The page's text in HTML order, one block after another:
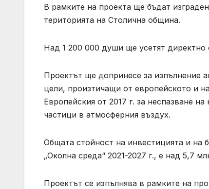
В рамките на проекта ще бъдат
територията на Столична община.
Над 1 200 000 души ще усетят директно
Проектът ще допринесе за изпълнение
цели, произтичащи от европейското и
Европейския от 2017 г. за неспазване
частици в атмосферния въздух.
Общата стойност на инвестицията и на
„Околна среда“ 2021-2027 г., е над 5,7
Проектът се изпълнява в рамките на